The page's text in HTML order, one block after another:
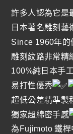
許多人認為它是
日本著名雕刻藝
Since 1960年的
雕刻紋路非常精
100%純日本手
易打性優秀
超低公差精準製
獨家超綿密手感
為Fujimoto 鐵